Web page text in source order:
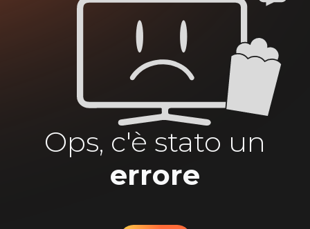
Ops, c'è stato un
errore